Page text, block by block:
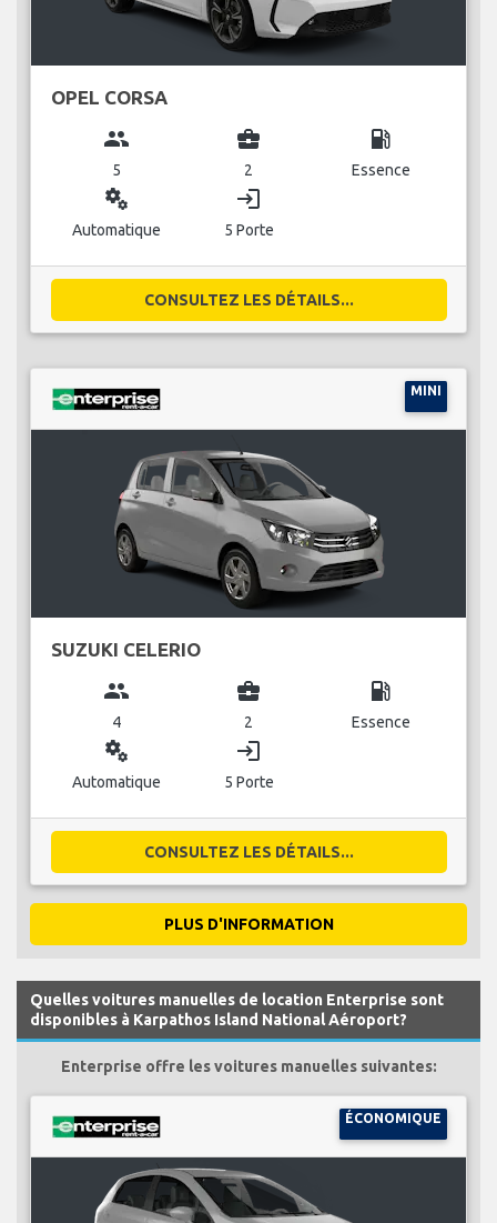
OPEL CORSA
group
5
business_center
2
local_gas_station
Essence
miscellaneous_services
Automatique
login
5 Porte
CONSULTEZ LES DÉTAILS...
MINI
SUZUKI CELERIO
group
4
business_center
2
local_gas_station
Essence
miscellaneous_services
Automatique
login
5 Porte
CONSULTEZ LES DÉTAILS...
PLUS D'INFORMATION
Quelles voitures manuelles de location Enterprise sont
disponibles à Karpathos Island National Aéroport?
Enterprise offre les voitures manuelles suivantes:
ÉCONOMIQUE